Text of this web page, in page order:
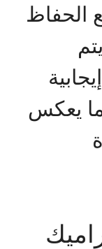
الحفاظ
يعكس